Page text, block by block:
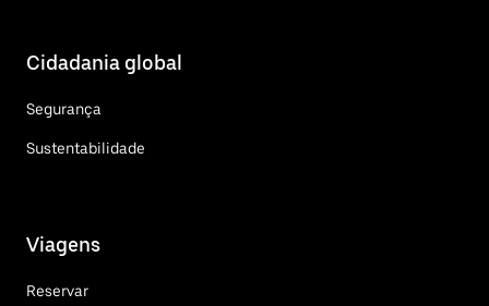
Cidadania global
Segurança
Sustentabilidade
Viagens
Reservar